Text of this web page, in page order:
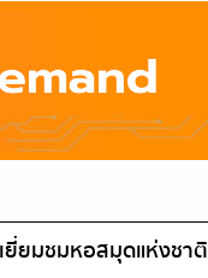
ยมชมหอสมุดแห่งชาติ